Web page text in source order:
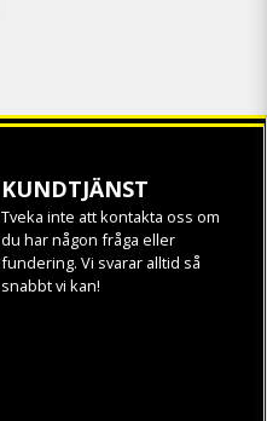
KUNDTJÄNST
Tveka inte att kontakta oss om
du har någon fråga eller
fundering. Vi svarar alltid så
snabbt vi kan!